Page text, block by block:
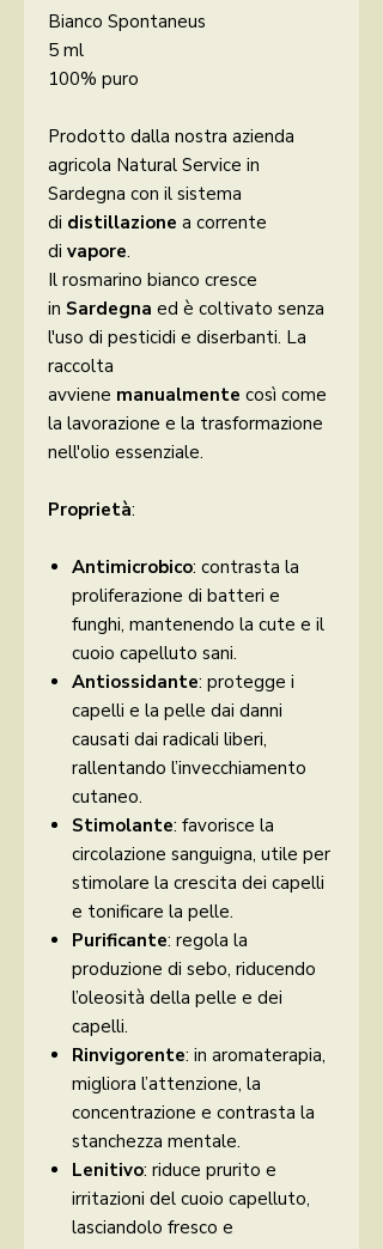
Bianco Spontaneus
5 ml
100% puro
Prodotto dalla nostra azienda
agricola Natural Service in
Sardegna con il sistema
di distillazione a corrente
di vapore.
Il rosmarino bianco cresce
in Sardegna ed è coltivato senza
l'uso di pesticidi e diserbanti. La
raccolta
avviene manualmente così come
la lavorazione e la trasformazione
nell'olio essenziale.
Proprietà:
Antimicrobico: contrasta la
proliferazione di batteri e
funghi, mantenendo la cute e il
cuoio capelluto sani.
Antiossidante: protegge i
capelli e la pelle dai danni
causati dai radicali liberi,
rallentando l’invecchiamento
cutaneo.
Stimolante: favorisce la
circolazione sanguigna, utile per
stimolare la crescita dei capelli
e tonificare la pelle.
Purificante: regola la
produzione di sebo, riducendo
l’oleosità della pelle e dei
capelli.
Rinvigorente: in aromaterapia,
migliora l’attenzione, la
concentrazione e contrasta la
stanchezza mentale.
Lenitivo: riduce prurito e
irritazioni del cuoio capelluto,
lasciandolo fresco e